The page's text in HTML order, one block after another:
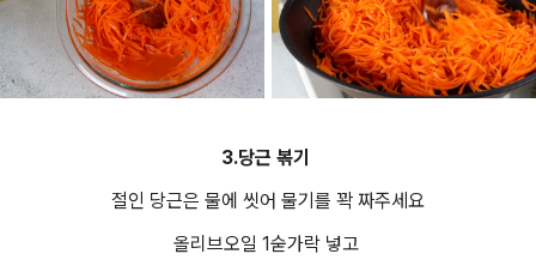
3.당근 볶기
절인 당근은 물에 씻어 물기를 꽉 짜주세요
올리브오일 1숟가락 넣고